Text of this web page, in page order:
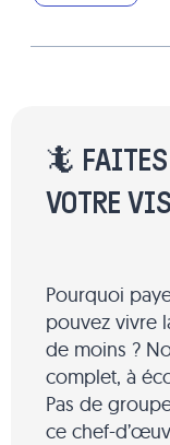
🦎 FAITES
VOTRE
Pourquoi
pouvez vivre
de moins ?
complet, à
Pas de
ce chef-